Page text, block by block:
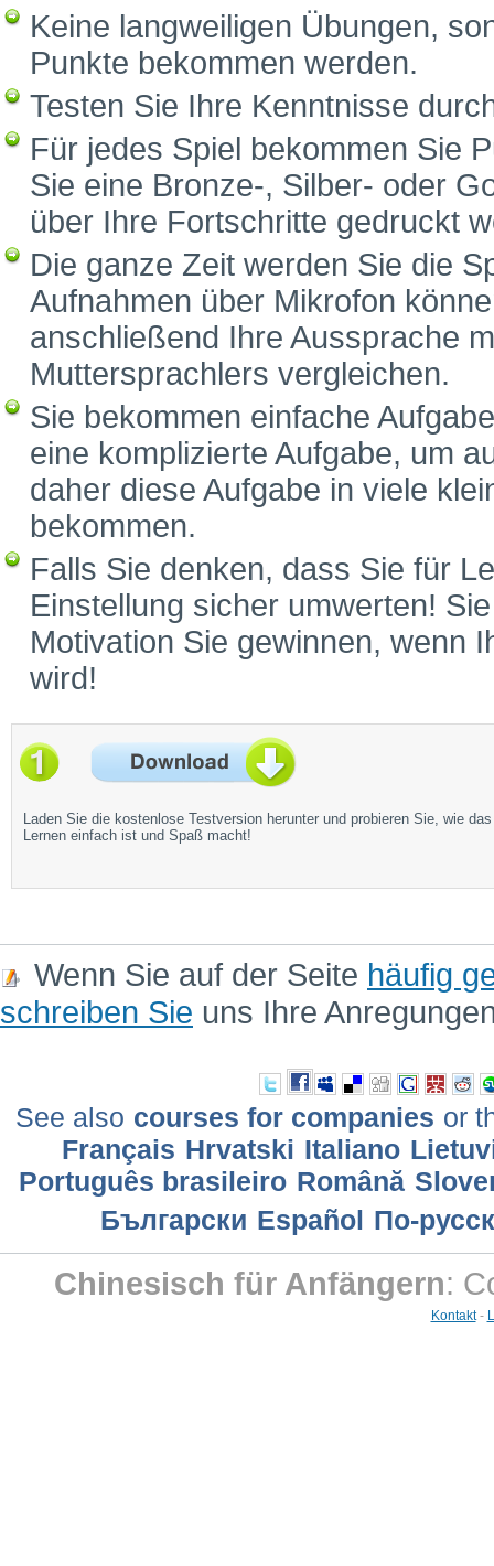
Keine langweiligen Übungen,
Punkte bekommen werden.
Testen Sie Ihre Kenntnisse
Für jedes Spiel bekommen Sie
Sie eine Bronze-, Silber- oder
über Ihre Fortschritte gedruckt
Die ganze Zeit werden Sie die
Aufnahmen über Mikrofon
anschließend Ihre Aussprache
Muttersprachlers vergleichen.
Sie bekommen einfache
eine komplizierte Aufgabe, um
daher diese Aufgabe in viele
bekommen.
Falls Sie denken, dass Sie für
Einstellung sicher umwerten!
Motivation Sie gewinnen, wenn
wird!
Laden Sie die kostenlose Testversion herunter und probieren Sie, wie das
Lernen einfach ist und Spaß macht!
Wenn Sie auf der Seite häufig
schreiben Sie uns Ihre
See also courses for companies or
Français Hrvatski Italiano
Português brasileiro Română
Български Еspañol По-
Chinesisch für Anfängern:
Kontakt-